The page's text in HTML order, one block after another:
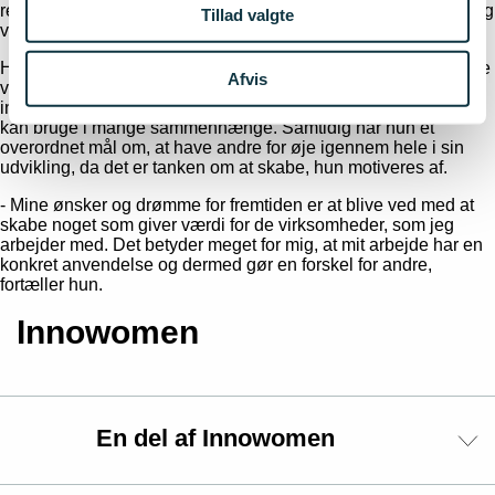
Tillad valgte
Afvis
rent fagligt, men ledelsesdelen er jeg også rigtig glad for, og jeg
ville ikke være det ene foruden, siger Sascha Louring.
Hun har en nysgerrighed på at lære nyt og et ønske om at blive
ved med at udvikle sig i sit arbejdsliv. Med en baggrund
indenfor nanoteknologi har hun en god faglig ballast, som hun
kan bruge i mange sammenhænge. Samtidig har hun et
overordnet mål om, at have andre for øje igennem hele i sin
udvikling, da det er tanken om at skabe, hun motiveres af.
- Mine ønsker og drømme for fremtiden er at blive ved med at
skabe noget som giver værdi for de virksomheder, som jeg
arbejder med. Det betyder meget for mig, at mit arbejde har en
konkret anvendelse og dermed gør en forskel for andre,
fortæller hun.
Innowomen
En del af Innowomen